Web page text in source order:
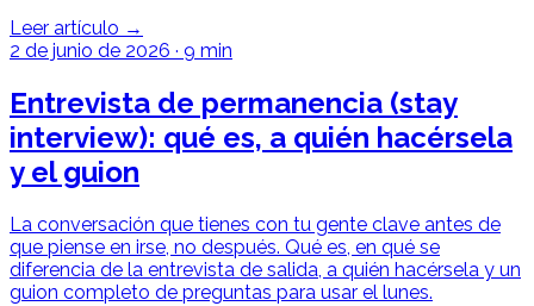
Leer artículo →
2 de junio de 2026 · 9 min
Entrevista de permanencia (stay
interview): qué es, a quién hacérsela
y el guion
La conversación que tienes con tu gente clave antes de
que piense en irse, no después. Qué es, en qué se
diferencia de la entrevista de salida, a quién hacérsela y un
guion completo de preguntas para usar el lunes.